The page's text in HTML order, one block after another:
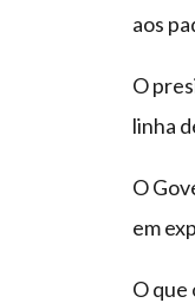
aos
O
linha
O
em
O que